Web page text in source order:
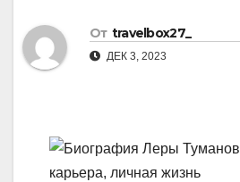
От travelbox27_
ДЕК 3, 2023